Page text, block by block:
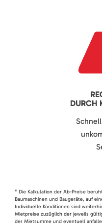
DURCH
* Die Kalkulation der Ab-Preise
Baumaschinen und Baugeräte, auf
Individuelle Konditionen sind
Mietpreise zuzüglich der jeweils
der Mietsumme und eventuell